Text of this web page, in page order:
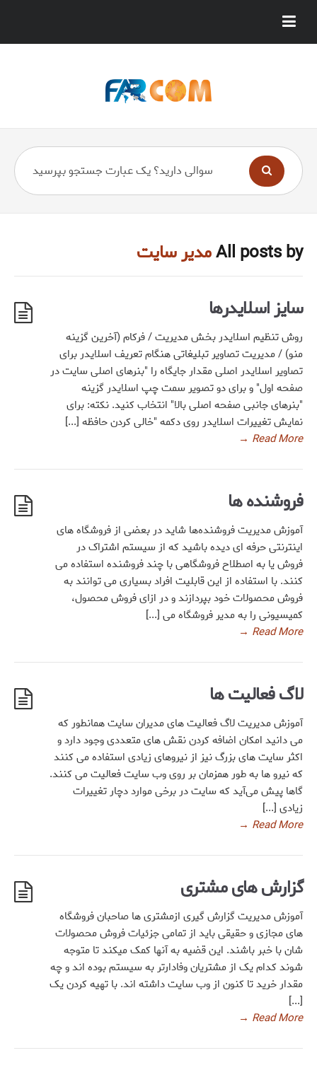
All posts byمدیر سایت
سایز اسلایدرها
روش تنظیم اسلایدر بخش مدیریت / فرکام (آخرین گزینه
منو) / مدیریت تصاویر تبلیغاتی هنگام تعریف اسلایدر برای
تصاویر اسلایدر اصلی مقدار جایگاه را "بنرهای اصلی سایت در
صفحه اول" و برای دو تصویر سمت چپ اسلایدر گزینه
"بنرهای جانبی صفحه اصلی بالا" انتخاب کنید. نکته: برای
نمایش تغییرات اسلایدر روی دکمه "خالی کردن حافظه [...]
Read More
→
فروشنده ها
آموزش مدیریت فروشنده‌ها شاید در بعضی از فروشگاه های
اینترنتی حرفه ای دیده باشید که از سیستم اشتراک در
فروش یا به اصطلاح فروشگاهی با چند فروشنده استفاده می
کنند. با استفاده از این قابلیت افراد بسیاری می توانند به
فروش محصولات خود بپردازند و در ازای فروش محصول،
کمیسیونی را به مدیر فروشگاه می [...]
Read More
→
لاگ فعالیت ها
آموزش مدیریت لاگ فعالیت های مدیران سایت همانطور که
می دانید امکان اضافه کردن نقش های متعددی وجود دارد و
اکثر سایت های بزرگ نیز از نیروهای زیادی استفاده می کنند
که نیرو ها به طور همزمان بر روی وب سایت فعالیت می کنند.
گاها پیش می‌آید که سایت در برخی موارد دچار تغییرات
زیادی [...]
Read More
→
گزارش های مشتری
آموزش مدیریت گزارش گیری ازمشتری ها صاحبان فروشگاه
های مجازی و حقیقی باید از تمامی جزئیات فروش محصولات
شان با خبر باشند. این قضیه به آنها کمک میکند تا متوجه
شوند کدام یک از مشتریان وفادارتر به سیستم بوده اند و چه
مقدار خرید تا کنون از وب سایت داشته اند. با تهیه کردن یک
[...]
Read More
→